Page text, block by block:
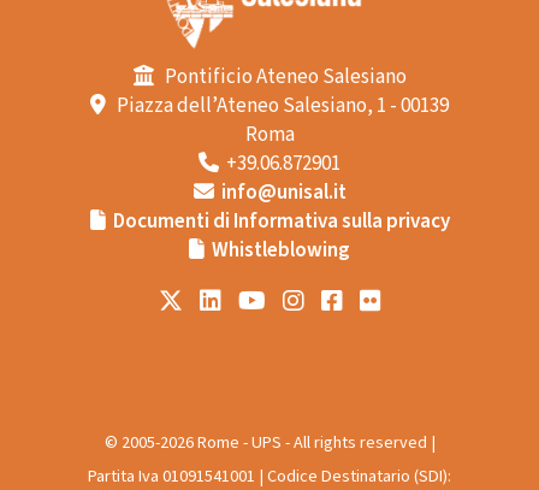
Pontificio Ateneo Salesiano
Piazza dell’Ateneo Salesiano, 1 - 00139
Roma
+39.06.872901
info@unisal.it
Documenti di Informativa sulla privacy
Whistleblowing
© 2005-2026 Rome - UPS - All rights reserved |
Partita Iva 01091541001 | Codice Destinatario (SDI):